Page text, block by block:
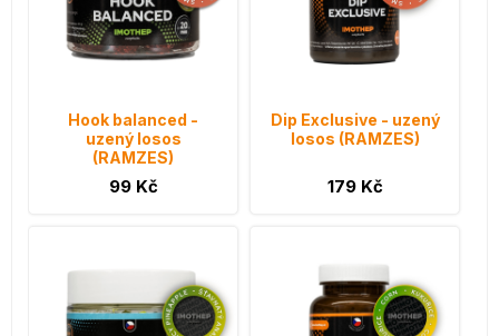
Hook balanced -
uzený losos
(RAMZES)
99 Kč
Dip Exclusive - uzený
losos (RAMZES)
179 Kč